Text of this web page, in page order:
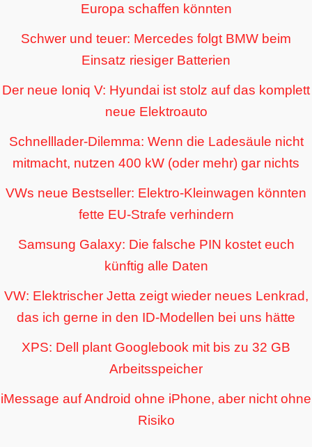
Europa schaffen könnten
Schwer und teuer: Mercedes folgt BMW beim
Einsatz riesiger Batterien
Der neue Ioniq V: Hyundai ist stolz auf das komplett
neue Elektroauto
Schnelllader-Dilemma: Wenn die Ladesäule nicht
mitmacht, nutzen 400 kW (oder mehr) gar nichts
VWs neue Bestseller: Elektro-Kleinwagen könnten
fette EU-Strafe verhindern
Samsung Galaxy: Die falsche PIN kostet euch
künftig alle Daten
VW: Elektrischer Jetta zeigt wieder neues Lenkrad,
das ich gerne in den ID-Modellen bei uns hätte
XPS: Dell plant Googlebook mit bis zu 32 GB
Arbeitsspeicher
iMessage auf Android ohne iPhone, aber nicht ohne
Risiko